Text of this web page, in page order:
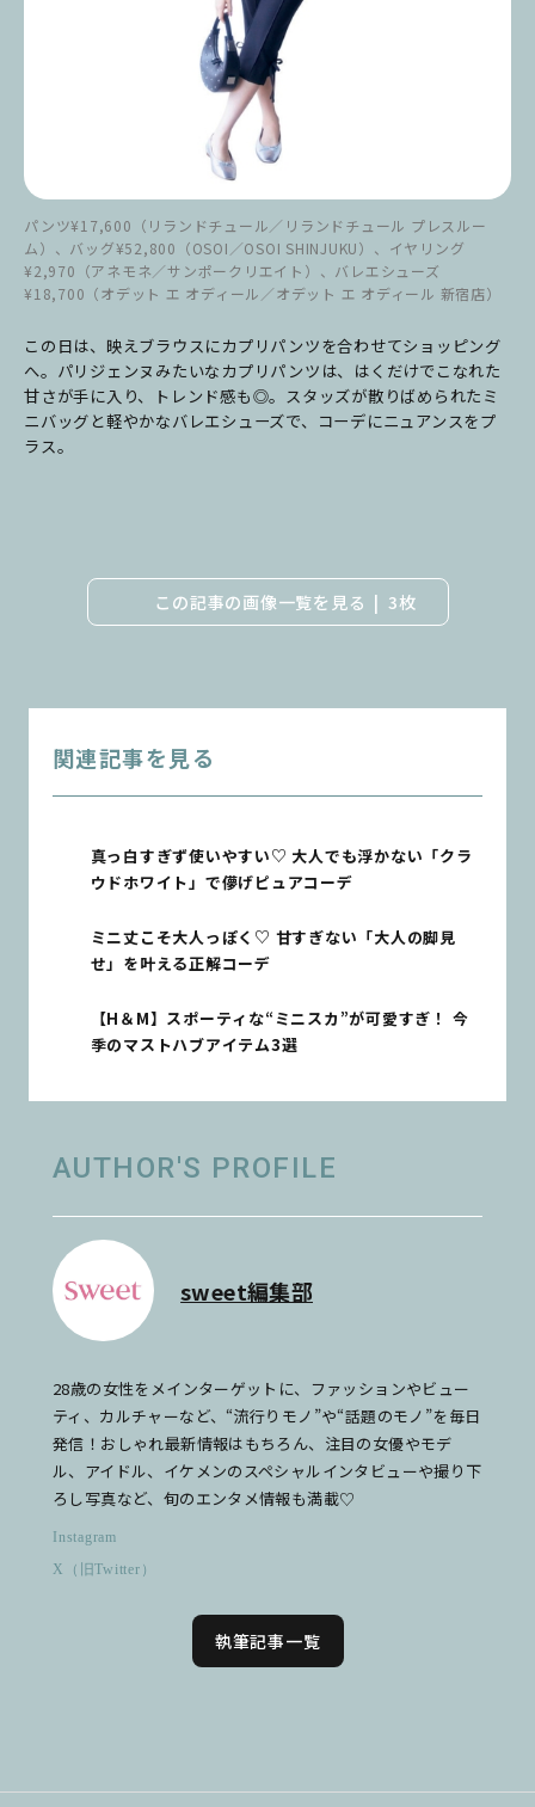
パンツ¥17,600（リランドチュール／リランドチュール プレスルー
ム）、バッグ¥52,800（OSOI／OSOI SHINJUKU）、イヤリング
¥2,970（アネモネ／サンポークリエイト）、バレエシューズ
¥18,700（オデット エ オディール／オデット エ オディール 新宿店）
この日は、映えブラウスにカプリパンツを合わせてショッピング
へ。パリジェンヌみたいなカプリパンツは、はくだけでこなれた
甘さが手に入り、トレンド感も◎。スタッズが散りばめられたミ
ニバッグと軽やかなバレエシューズで、コーデにニュアンスをプ
ラス。
この記事の画像一覧を見る 3枚
関連記事を見る
真っ白すぎず使いやすい♡ 大人でも浮かない「クラ
ウドホワイト」で儚げピュアコーデ
ミニ丈こそ大人っぽく♡ 甘すぎない「大人の脚見
せ」を叶える正解コーデ
【H＆M】スポーティな“ミニスカ”が可愛すぎ！ 今
季のマストハブアイテム3選
AUTHOR'S PROFILE
sweet編集部
28歳の女性をメインターゲットに、ファッションやビュー
ティ、カルチャーなど、“流行りモノ”や“話題のモノ”を毎日
発信！おしゃれ最新情報はもちろん、注目の女優やモデ
ル、アイドル、イケメンのスペシャルインタビューや撮り下
ろし写真など、旬のエンタメ情報も満載♡
Instagram
X（旧Twitter）
執筆記事一覧